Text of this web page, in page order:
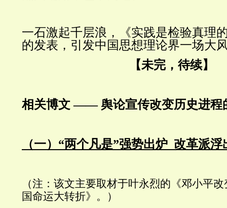
一石激起千层浪，《实践是检验真理
的发表，引发中国思想理论界一场
【未完，待续】
相关博文—— 舆论宣传改变历史进程
（一）“两个凡是”强势出炉 改革派浮
（注：该文主要取材于叶永烈的《邓小平
国命运大转折》。）